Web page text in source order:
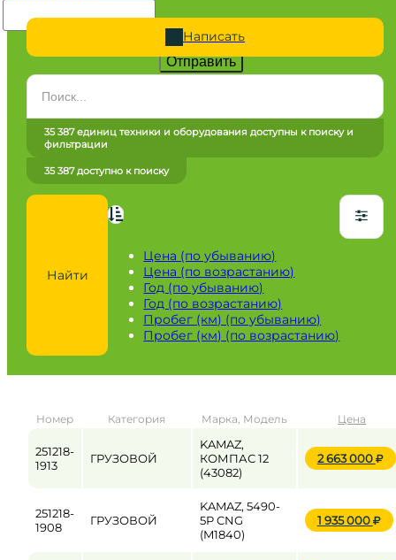
Написать
Марка
Все марки
Город / регион
от до
Пробег / Наработка
от до
Найти
Цена (по убыванию)
Цена (по возрастанию)
Год (по убыванию)
Год (по возрастанию)
Пробег (км) (по убыванию)
Пробег (км) (по возрастанию)
35 387 единиц техники и оборудования доступны к поиску и
фильтрации
35 387 доступно к поиску
Номер Категория Марка, Модель Цена
251218-
1913
ГРУЗОВОЙ
KAMAZ,
КОМПАС 12
(43082)
2 663 000
251218-
1908
ГРУЗОВОЙ
KAMAZ, 5490-
5P CNG
(M1840)
1 935 000
Отправить